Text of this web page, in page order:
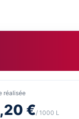
réalisée
€/ 1000 L